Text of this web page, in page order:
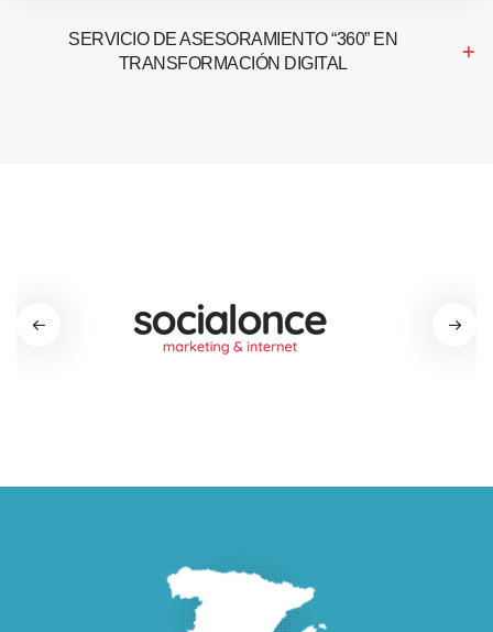
SERVICIO DE ASESORAMIENTO “360” EN
TRANSFORMACIÓN DIGITAL